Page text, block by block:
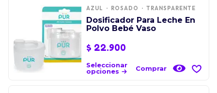
AZUL ROSADO TRANSPARENTE
Dosificador Para Leche En
Polvo Bebé Vaso
$ 22.900
Seleccionar
opciones
Comprar